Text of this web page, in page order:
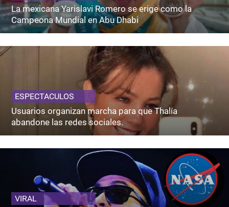
La mexicana Yarislavi Romero se erige como la
Campeona Mundial en Abu Dhabi
ESPECTACULOS
Usuarios organizan marcha para que Thalía
abandone las redes sociales.
VIRAL